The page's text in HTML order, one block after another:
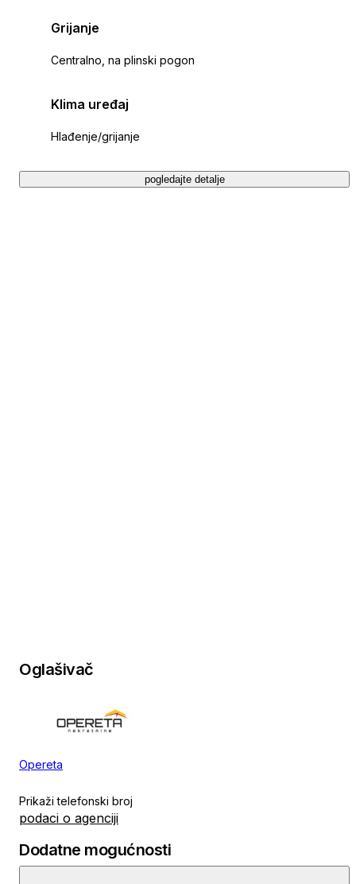
Grijanje
Centralno, na plinski pogon
Klima uređaj
Hlađenje/grijanje
pogledajte detalje
Oglašivač
Opereta
Prikaži telefonski broj
podaci o agenciji
Dodatne mogućnosti